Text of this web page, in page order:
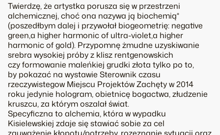
Twierdzę, że artystka porusza się w przestrzeni
alchemicznej, choć ona nazywa ją biochemią*
(poszedłbym dalej i przywołał biogeometrię: negative
green,a higher harmonic of ultra-violet,a higher
harmonic of gold). Przypomnę żmudne uzyskiwanie
srebra wysokiej próby z klisz rentgenowskich
czy formowanie maleńkiej grudki złota tylko po to,
by pokazać na wystawie Sterownik czasu
rzeczywistegow Miejscu Projektów Zachęty w 2014
roku jedynie hologram, obietnicę bogactwa, złudzenie
kruszcu, za którym oszalał świat.
Specyficzna to alchemia, która w wypadku
Kisielewskiej zdaje się stawiać sobie za cel